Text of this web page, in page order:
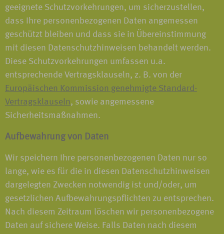
geeignete Schutzvorkehrungen, um sicherzustellen,
dass Ihre personenbezogenen Daten angemessen
geschützt bleiben und dass sie in Übereinstimmung
mit diesen Datenschutzhinweisen behandelt werden.
Diese Schutzvorkehrungen umfassen u.a.
entsprechende Vertragsklauseln, z. B. von der
Europäischen Kommission genehmigte Standard-
Vertragsklauseln, sowie angemessene
Sicherheitsmaßnahmen.
Aufbewahrung von Daten
Wir speichern Ihre personenbezogenen Daten nur so
lange, wie es für die in diesen Datenschutzhinweisen
dargelegten Zwecken notwendig ist und/oder, um
gesetzlichen Aufbewahrungspflichten zu entsprechen.
Nach diesem Zeitraum löschen wir personenbezogene
Daten auf sichere Weise. Falls Daten nach diesem